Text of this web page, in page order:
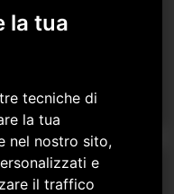
la tua
tecniche di
la tua
nel nostro sito,
e
il traffico
Confapi FVG,